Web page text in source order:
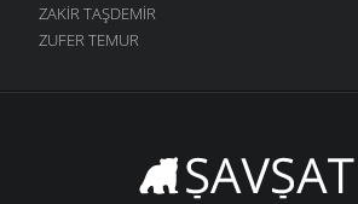
ZAKIR TAŞDEMIR
ZUFER TEMUR